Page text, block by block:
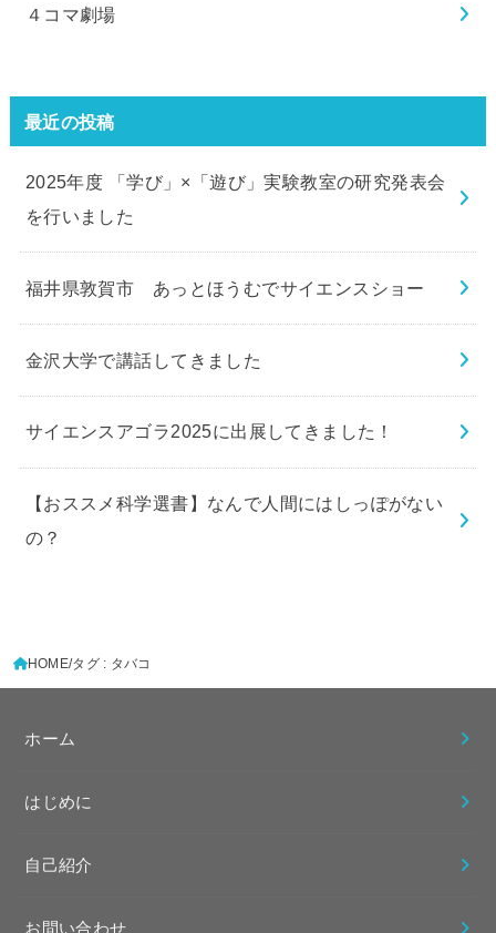
４コマ劇場
最近の投稿
2025年度 「学び」×「遊び」実験教室の研究発表会
を行いました
福井県敦賀市 あっとほうむでサイエンスショー
金沢大学で講話してきました
サイエンスアゴラ2025に出展してきました！
【おススメ科学選書】なんで人間にはしっぽがない
の？
HOME タグ : タバコ
ホーム
はじめに
自己紹介
お問い合わせ